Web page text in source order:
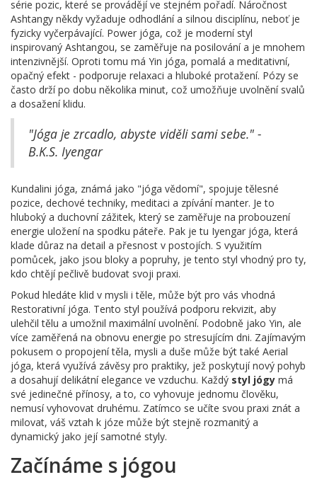
série pozic, které se provádějí ve stejném pořadí. Náročnost
Ashtangy někdy vyžaduje odhodlání a silnou disciplínu, neboť je
fyzicky vyčerpávající. Power jóga, což je moderní styl
inspirovaný Ashtangou, se zaměřuje na posilování a je mnohem
intenzivnější. Oproti tomu má Yin jóga, pomalá a meditativní,
opačný efekt - podporuje relaxaci a hluboké protažení. Pózy se
často drží po dobu několika minut, což umožňuje uvolnění svalů
a dosažení klidu.
"Jóga je zrcadlo, abyste viděli sami sebe." -
B.K.S. Iyengar
Kundalini jóga, známá jako "jóga vědomí", spojuje tělesné
pozice, dechové techniky, meditaci a zpívání manter. Je to
hluboký a duchovní zážitek, který se zaměřuje na probouzení
energie uložení na spodku páteře. Pak je tu Iyengar jóga, která
klade důraz na detail a přesnost v postojích. S využitím
pomůcek, jako jsou bloky a popruhy, je tento styl vhodný pro ty,
kdo chtějí pečlivě budovat svoji praxi.
Pokud hledáte klid v mysli i těle, může být pro vás vhodná
Restorativní jóga. Tento styl používá podporu rekvizit, aby
ulehčil tělu a umožnil maximální uvolnění. Podobně jako Yin, ale
více zaměřená na obnovu energie po stresujícím dni. Zajímavým
pokusem o propojení těla, mysli a duše může být také Aerial
jóga, která využívá závěsy pro praktiky, jež poskytují nový pohyb
a dosahují delikátní elegance ve vzduchu. Každý styl jógy má
své jedinečné přínosy, a to, co vyhovuje jednomu člověku,
nemusí vyhovovat druhému. Zatímco se učíte svou praxi znát a
milovat, váš vztah k józe může být stejně rozmanitý a
dynamický jako její samotné styly.
Začínáme s jógou